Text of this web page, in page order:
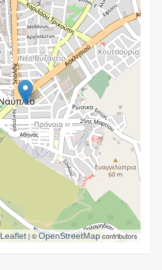
Leaflet | ©OpenStreetMapcontributors